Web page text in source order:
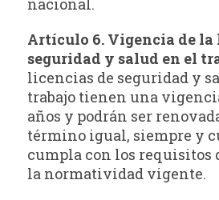
Artículo 6. Vigencia de la
seguridad y salud en el
licencias de seguridad y
trabajo tienen una
años y podrán ser
término igual, siempre y
cumpla con los requisitos
la normatividad vigente.